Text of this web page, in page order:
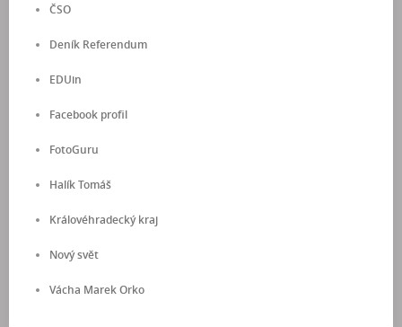
ČSO
Deník Referendum
EDUin
Facebook profil
FotoGuru
Halík Tomáš
Královéhradecký kraj
Nový svět
Vácha Marek Orko